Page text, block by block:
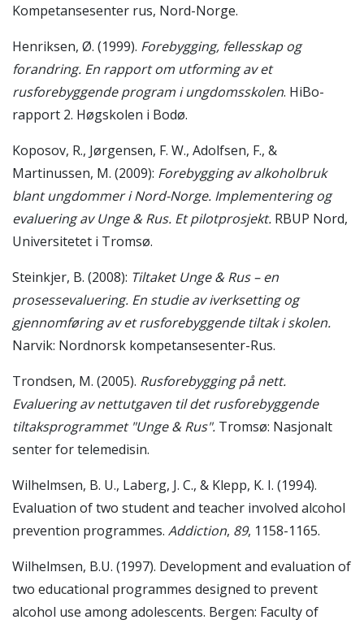
Kompetansesenter rus, Nord-Norge.
Henriksen, Ø. (1999). Forebygging, fellesskap og
forandring. En rapport om utforming av et
rusforebyggende program i ungdomsskolen. HiBo-
rapport 2. Høgskolen i Bodø.
Koposov, R., Jørgensen, F. W., Adolfsen, F., &
Martinussen, M. (2009): Forebygging av alkoholbruk
blant ungdommer i Nord-Norge. Implementering og
evaluering av Unge & Rus. Et pilotprosjekt. RBUP Nord,
Universitetet i Tromsø.
Steinkjer, B. (2008): Tiltaket Unge & Rus – en
prosessevaluering. En studie av iverksetting og
gjennomføring av et rusforebyggende tiltak i skolen.
Narvik: Nordnorsk kompetansesenter-Rus.
Trondsen, M. (2005). Rusforebygging på nett.
Evaluering av nettutgaven til det rusforebyggende
tiltaksprogrammet "Unge & Rus". Tromsø: Nasjonalt
senter for telemedisin.
Wilhelmsen, B. U., Laberg, J. C., & Klepp, K. I. (1994).
Evaluation of two student and teacher involved alcohol
prevention programmes. Addiction, 89, 1158-1165.
Wilhelmsen, B.U. (1997). Development and evaluation of
two educational programmes designed to prevent
alcohol use among adolescents. Bergen: Faculty of